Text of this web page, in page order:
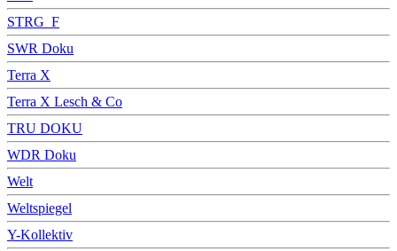
STRG_F
SWR Doku
Terra X
Terra X Lesch & Co
TRU DOKU
WDR Doku
Welt
Weltspiegel
Y-Kollektiv